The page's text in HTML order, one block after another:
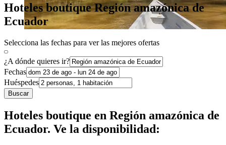
Hoteles boutique Región amazónica de
Ecuador
Selecciona las fechas para ver las mejores ofertas
¿A dónde quieres ir?
Fechas
Huéspedes
Buscar
Hoteles boutique en Región amazónica de
Ecuador. Ve la disponibilidad: